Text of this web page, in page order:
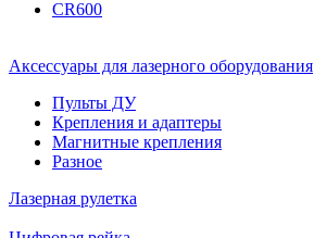
CR600
Аксессуары для лазерного оборудования
Пульты ДУ
Крепления и адаптеры
Магнитные крепления
Разное
Лазерная рулетка